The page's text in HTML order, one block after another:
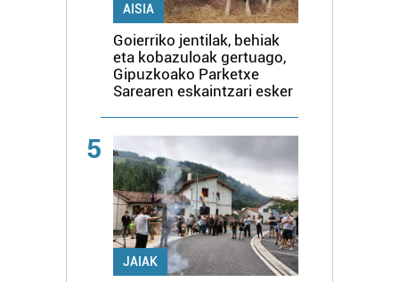
AISIA
Goierriko jentilak, behiak
eta kobazuloak gertuago,
Gipuzkoako Parketxe
Sarearen eskaintzari esker
5
JAIAK